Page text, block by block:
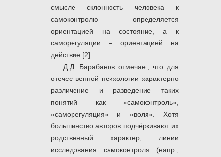
смысле склонность человека к
самоконтролю определяется
ориентацией на состояние, а к
саморегуляции – ориентацией на
действие [2].
Д.Д. Барабанов отмечает, что для
отечественной психологии характерно
различение и разведение таких
понятий как «самоконтроль»,
«саморегуляция» и «воля». Хотя
большинство авторов подчёркивают их
родственный характер, линии
исследования самоконтроля (напр.,